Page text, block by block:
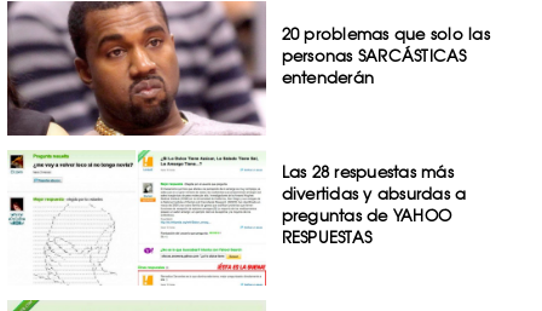
20 problemas que solo las
personas SARCÁSTICAS
entenderán
Las 28 respuestas más
divertidas y absurdas a
preguntas de YAHOO
RESPUESTAS